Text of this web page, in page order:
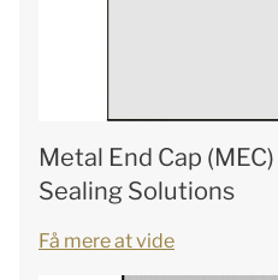
Metal End Cap
Sealing Solutions
Få mere at vide